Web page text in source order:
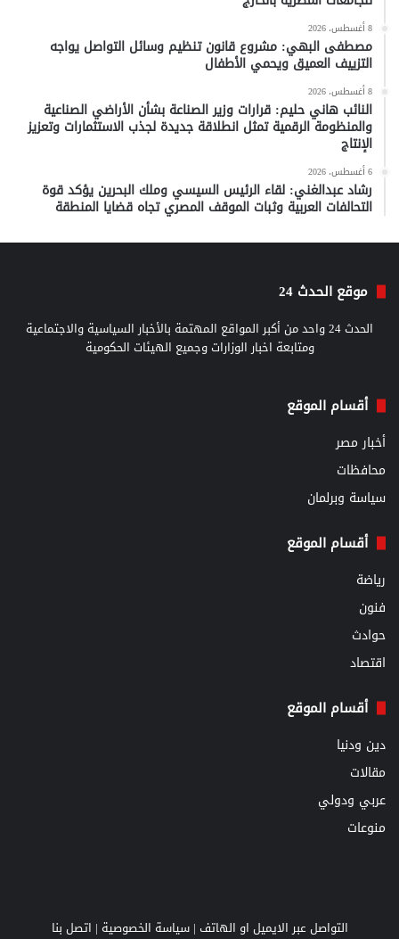
8 أغسطس، 2026
مصطفى البهي: مشروع قانون تنظيم وسائل التواصل يواجه
التزييف العميق ويحمي الأطفال
8 أغسطس، 2026
النائب هاني حليم: قرارات وزير الصناعة بشأن الأراضي الصناعية
والمنظومة الرقمية تمثل انطلاقة جديدة لجذب الاستثمارات وتعزيز
الإنتاج
6 أغسطس، 2026
رشاد عبدالغني: لقاء الرئيس السيسي وملك البحرين يؤكد قوة
التحالفات العربية وثبات الموقف المصري تجاه قضايا المنطقة
موقع الحدث 24
الحدث 24 واحد من أكبر المواقع المهتمة بالأخبار السياسية والاجتماعية
ومتابعة اخبار الوزارات وجميع الهيئات الحكومية
أقسام الموقع
أخبار مصر
محافظات
سياسة وبرلمان
أقسام الموقع
رياضة
فنون
حوادث
اقتصاد
أقسام الموقع
دين ودنيا
مقالات
عربي ودولي
منوعات
التواصل عبر الايميل او الهاتف |سياسة الخصوصية | اتصل بنا